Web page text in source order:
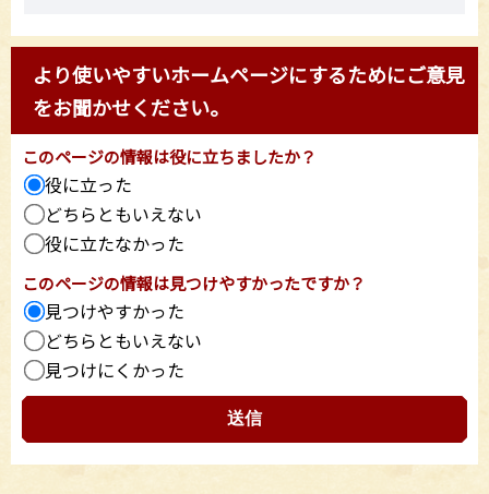
より使いやすいホームページにするためにご意見
をお聞かせください。
このページの情報は役に立ちましたか？
役に立った
どちらともいえない
役に立たなかった
このページの情報は見つけやすかったですか？
見つけやすかった
どちらともいえない
見つけにくかった